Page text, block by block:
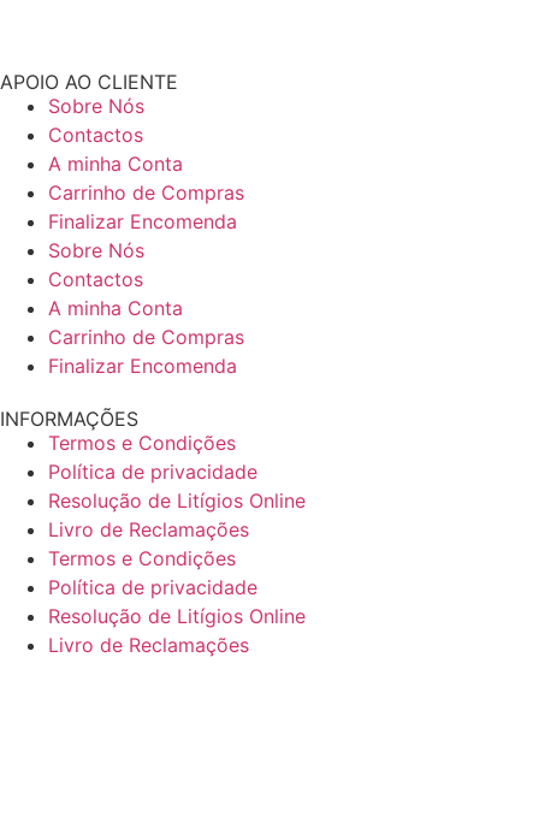
APOIO AO CLIENTE
Sobre Nós
Contactos
A minha Conta
Carrinho de Compras
Finalizar Encomenda
Sobre Nós
Contactos
A minha Conta
Carrinho de Compras
Finalizar Encomenda
INFORMAÇÕES
Termos e Condições
Política de privacidade
Resolução de Litígios Online
Livro de Reclamações
Termos e Condições
Política de privacidade
Resolução de Litígios Online
Livro de Reclamações